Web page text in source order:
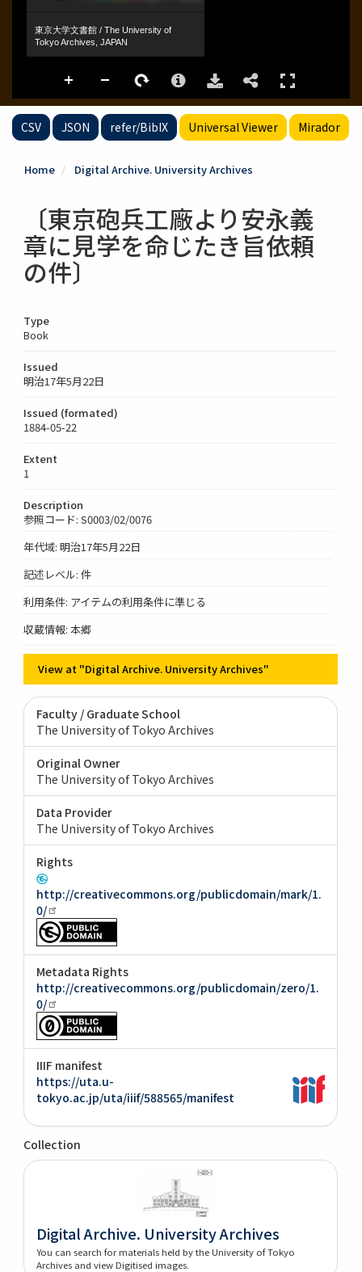
CSV JSON refer/BibIX Universal Viewer Mirador
Home Digital Archive. University Archives
〔東京砲兵工廠より安永義
章に見学を命じたき旨依頼
の件〕
Type
Book
Issued
明治17年5月22日
Issued (formated)
1884-05-22
Extent
1
Description
参照コード: S0003/02/0076
年代域: 明治17年5月22日
記述レベル: 件
利用条件: アイテムの利用条件に準じる
収蔵情報: 本郷
View at "Digital Archive. University Archives"
Faculty / Graduate School
The University of Tokyo Archives
Original Owner
The University of Tokyo Archives
Data Provider
The University of Tokyo Archives
Rights
http://creativecommons.org/publicdomain/mark/1.
0/
Metadata Rights
http://creativecommons.org/publicdomain/zero/1.
0/
IIIF manifest
https://uta.u-
tokyo.ac.jp/uta/iiif/588565/manifest
Collection
Digital Archive. University Archives
You can search for materials held by the University of Tokyo
Archives and view Digitised images.